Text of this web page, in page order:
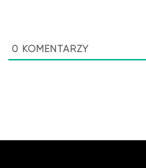
0 KOMENTARZY